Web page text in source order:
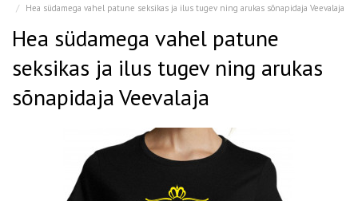
Hea südamega vahel patune seksikas ja ilus tugev ning arukas sõnapidaja Veevalaja
Hea südamega vahel patune
seksikas ja ilus tugev ning arukas
sõnapidaja Veevalaja